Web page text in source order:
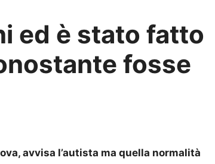
ed è stato fatto
fosse
avvisa l’autista ma quella normalità